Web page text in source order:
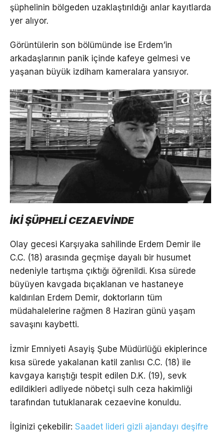
şüphelinin bölgeden uzaklaştırıldığı anlar kayıtlarda
yer alıyor.
Görüntülerin son bölümünde ise Erdem’in
arkadaşlarının panik içinde kafeye gelmesi ve
yaşanan büyük izdiham kameralara yansıyor.
İKİ ŞÜPHELİ CEZAEVİNDE
Olay gecesi Karşıyaka sahilinde Erdem Demir ile
C.C. (18) arasında geçmişe dayalı bir husumet
nedeniyle tartışma çıktığı öğrenildi. Kısa sürede
büyüyen kavgada bıçaklanan ve hastaneye
kaldırılan Erdem Demir, doktorların tüm
müdahalelerine rağmen 8 Haziran günü yaşam
savaşını kaybetti.
İzmir Emniyeti Asayiş Şube Müdürlüğü ekiplerince
kısa sürede yakalanan katil zanlısı C.C. (18) ile
kavgaya karıştığı tespit edilen D.K. (19), sevk
edildikleri adliyede nöbetçi sulh ceza hakimliği
tarafından tutuklanarak cezaevine konuldu.
İlginizi çekebilir: Saadet lideri gizli ajandayı deşifre